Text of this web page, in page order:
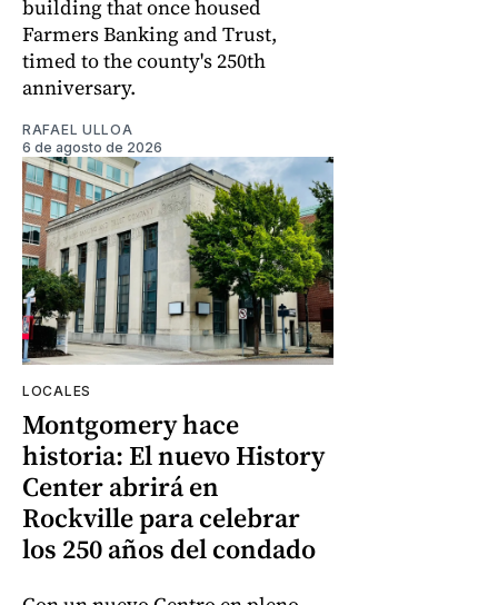
building that once housed
Farmers Banking and Trust,
timed to the county's 250th
anniversary.
RAFAEL ULLOA
6 de agosto de 2026
LOCALES
Montgomery hace
historia: El nuevo History
Center abrirá en
Rockville para celebrar
los 250 años del condado